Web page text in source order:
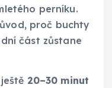
perníku.
proč buchty
část zůstane
20–30 minut